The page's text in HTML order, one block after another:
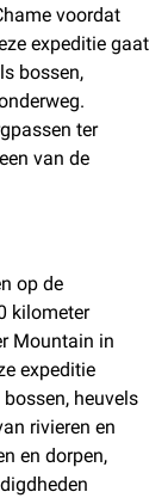
voordat
expeditie gaat
bossen,
ter
van de
op de
kilometer
Mountain in
expeditie
heuvels
rivieren en
en dorpen,